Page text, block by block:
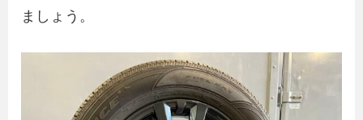
ましょう。